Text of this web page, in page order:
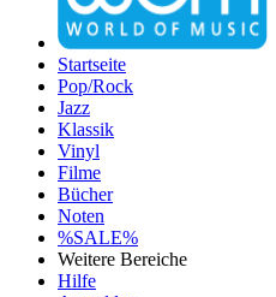
Startseite
Pop/Rock
Jazz
Klassik
Vinyl
Filme
Bücher
Noten
%SALE%
Weitere Bereiche
Hilfe